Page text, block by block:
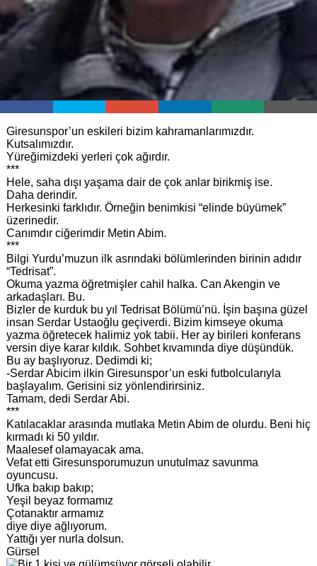
Giresunspor’un eskileri bizim kahramanlarımızdır.
Kutsalımızdır.
Yüreğimizdeki yerleri çok ağırdır.
***
Hele, saha dışı yaşama dair de çok anlar birikmiş ise.
Daha derindir.
Herkesinki farklıdır. Örneğin benimkisi “elinde büyümek”
üzerinedir.
Canımdır ciğerimdir Metin Abim.
***
Bilgi Yurdu’muzun ilk asrındaki bölümlerinden birinin adıdır
“Tedrisat”.
Okuma yazma öğretmişler cahil halka. Can Akengin ve
arkadaşları. Bu.
Bizler de kurduk bu yıl Tedrisat Bölümü’nü. İşin başına güzel
insan Serdar Ustaoğlu geçiverdi. Bizim kimseye okuma
yazma öğretecek halimiz yok tabii. Her ay birileri konferans
versin diye karar kıldık. Sohbet kıvamında diye düşündük.
Bu ay başlıyoruz. Dedimdi ki;
-Serdar Abicim ilkin Giresunspor’un eski futbolcularıyla
başlayalım. Gerisini siz yönlendirirsiniz.
Tamam, dedi Serdar Abi.
***
Katılacaklar arasında mutlaka Metin Abim de olurdu. Beni hiç
kırmadı ki 50 yıldır.
Maalesef olamayacak ama.
Vefat etti Giresunsporumuzun unutulmaz savunma
oyuncusu.
Ufka bakıp bakıp;
Yeşil beyaz formamız
Çotanaktır armamız
diye diye ağlıyorum.
Yattığı yer nurla dolsun.
Gürsel